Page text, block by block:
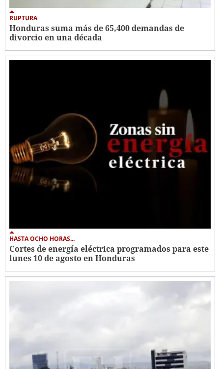
RUPTURA
Honduras suma más de 65,400 demandas de
divorcio en una década
HASTA OCHO HORAS...
Cortes de energía eléctrica programados para este
lunes 10 de agosto en Honduras